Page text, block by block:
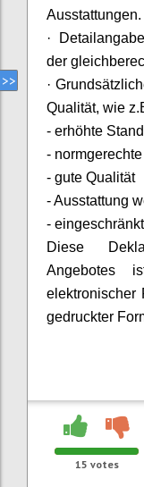
Ausstattungen.
·
der
·
Qualität, wie
- erhöhte
-
- gute Qualität
- Ausstattung
-
Diese
Angebotes
elektronischer
gedruckter
15 votes